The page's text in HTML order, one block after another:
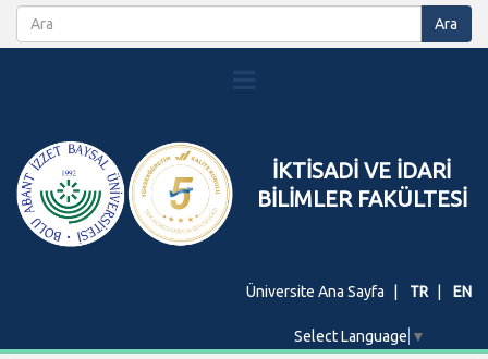
İKTİSADİ VE İDARİ
BİLİMLER FAKÜLTESİ
Üniversite Ana Sayfa TR EN
Select Language ▼